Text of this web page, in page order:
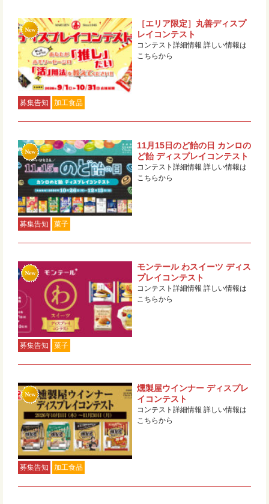
募集告知 加工食品
［エリア限定］丸善ディスプ
レイコンテスト
コンテスト詳細情報 詳しい情報は
こちらから
募集告知 菓子
11月15日のど飴の日 カンロの
ど飴 ディスプレイコンテスト
コンテスト詳細情報 詳しい情報は
こちらから
募集告知 菓子
モンテール わスイーツ ディス
プレイコンテスト
コンテスト詳細情報 詳しい情報は
こちらから
募集告知 加工食品
燻製屋ウインナー ディスプレ
イコンテスト
コンテスト詳細情報 詳しい情報は
こちらから